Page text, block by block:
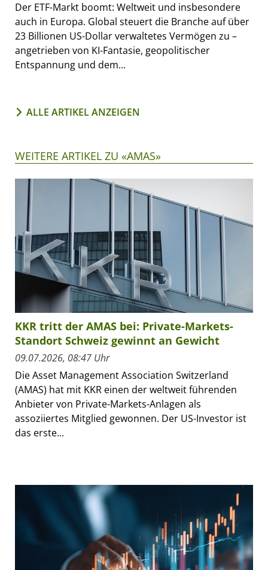
Der ETF-Markt boomt: Weltweit und insbesondere
auch in Europa. Global steuert die Branche auf über
23 Billionen US-Dollar verwaltetes Vermögen zu –
angetrieben von KI-Fantasie, geopolitischer
Entspannung und dem...
ALLE ARTIKEL ANZEIGEN
WEITERE ARTIKEL ZU «AMAS»
KKR tritt der AMAS bei: Private-Markets-
Standort Schweiz gewinnt an Gewicht
09.07.2026, 08:47 Uhr
Die Asset Management Association Switzerland
(AMAS) hat mit KKR einen der weltweit führenden
Anbieter von Private-Markets-Anlagen als
assoziiertes Mitglied gewonnen. Der US-Investor ist
das erste...